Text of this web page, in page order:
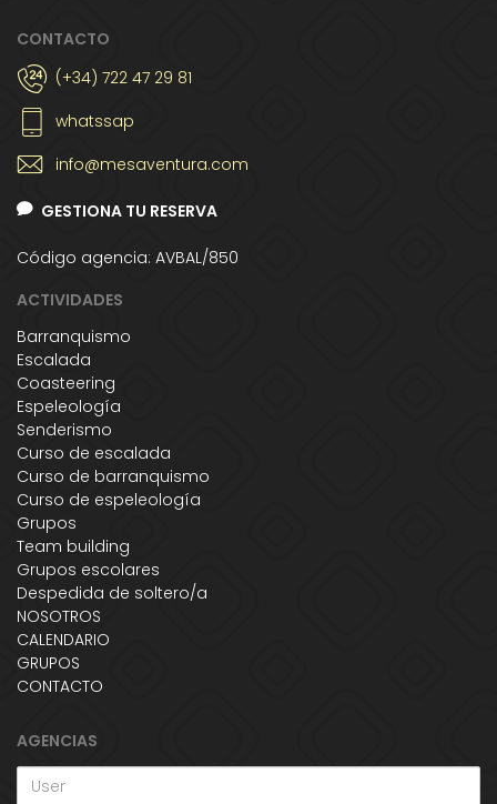
CONTACTO
(+34) 722 47 29 81
whatssap
info@mesaventura.com
GESTIONA TU RESERVA
Código agencia: AVBAL/850
ACTIVIDADES
Barranquismo
Escalada
Coasteering
Espeleología
Senderismo
Curso de escalada
Curso de barranquismo
Curso de espeleología
Grupos
Team building
Grupos escolares
Despedida de soltero/a
NOSOTROS
CALENDARIO
GRUPOS
CONTACTO
AGENCIAS